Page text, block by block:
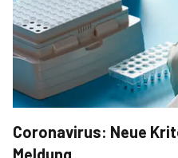
Coronavirus: Neue
Meldung